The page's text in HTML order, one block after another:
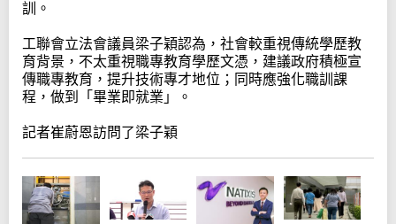
訓。
工聯會立法會議員梁子穎認為，社會較重視傳統學歷教
育背景，不太重視職專教育學歷文憑，建議政府積極宣
傳職專教育，提升技術專才地位；同時應強化職訓課
程，做到「畢業即就業」。
記者崔蔚恩訪問了梁子穎